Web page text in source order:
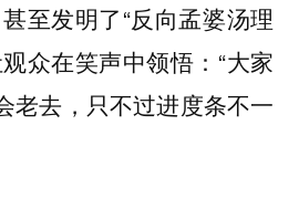
至发明了“反向孟婆汤理
众在笑声中领悟：“大家
老去，只不过进度条不一